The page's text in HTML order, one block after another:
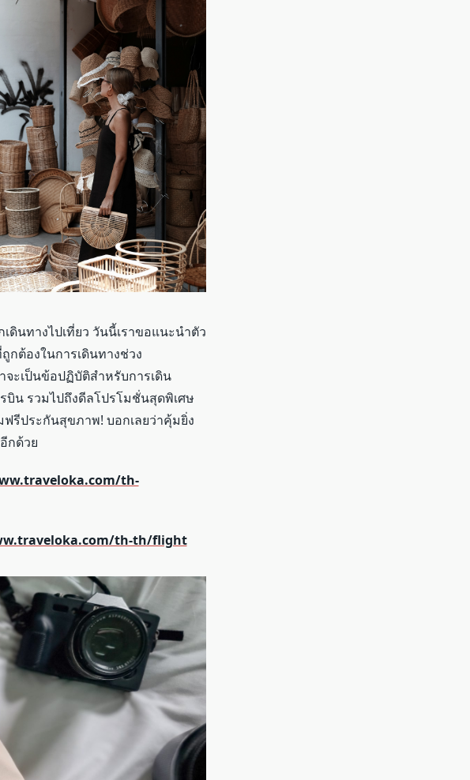
นทางไปเที่ยว วันนี้เราขอแนะนำตัว
ต้องในการเดินทางช่วง
ะเป็นข้อปฏิบัติสำหรับการเดิน
บิน รวมไปถึงดีลโปรโมชั่นสุดพิเศษ
ฟรีประกันสุขภาพ! บอกเลยว่าคุ้มยิ่ง
กด้วย
th-
th-th/flight